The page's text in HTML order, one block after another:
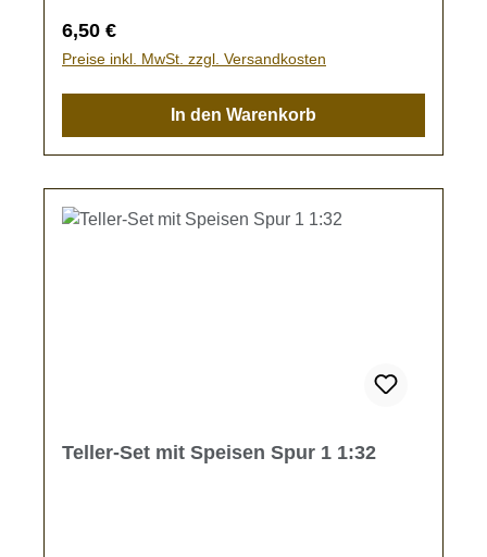
Regulärer Preis:
6,50 €
Preise inkl. MwSt. zzgl. Versandkosten
In den Warenkorb
Teller-Set mit Speisen Spur 1 1:32